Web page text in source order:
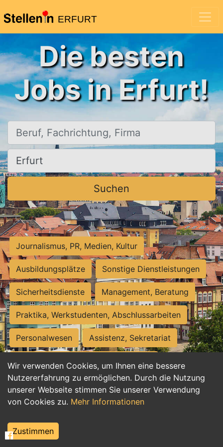
ERFURT
Wir verwenden Cookies, um Ihnen eine bessere
Nutzererfahrung zu ermöglichen. Durch die Nutzung
unserer Webseite stimmen Sie unserer Verwendung
von Cookies zu. Mehr Informationen
Zustimmen
Die besten
Jobs in Erfurt!
Beruf, Fachrichtung, Firma
Ort, Stadt
Suchen
Journalismus, PR, Medien, Kultur
Ausbildungsplätze Sonstige Dienstleistungen
Sicherheitsdienste Management, Beratung
Praktika, Werkstudenten, Abschlussarbeiten
Personalwesen Assistenz, Sekretariat
Hilfskräfte, Aushilfs- und Nebenjobs
Einkauf, Logistik, Materialwirtschaft
Weiterbildung, Studium, duale Ausbildung
Tourismus